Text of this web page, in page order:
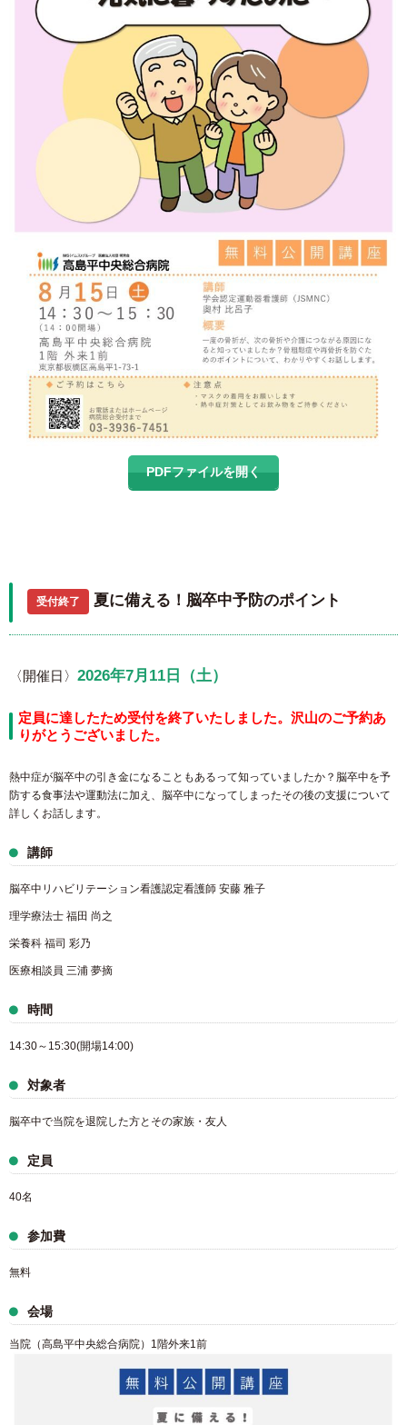
PDFファイルを開く
受付終了 夏に備える！脳卒中予防のポイント
〈開催日〉 2026年7月11日（土）
定員に達したため受付を終了いたしました。沢山のご予約あ
りがとうございました。
熱中症が脳卒中の引き金になることもあるって知っていましたか？脳卒中を予
防する食事法や運動法に加え、脳卒中になってしまったその後の支援について
詳しくお話します。
講師
脳卒中リハビリテーション看護認定看護師 安藤 雅子
理学療法士 福田 尚之
栄養科 福司 彩乃
医療相談員 三浦 夢摘
時間
14:30～15:30(開場14:00)
対象者
脳卒中で当院を退院した方とその家族・友人
定員
40名
参加費
無料
会場
当院（高島平中央総合病院）1階外来1前